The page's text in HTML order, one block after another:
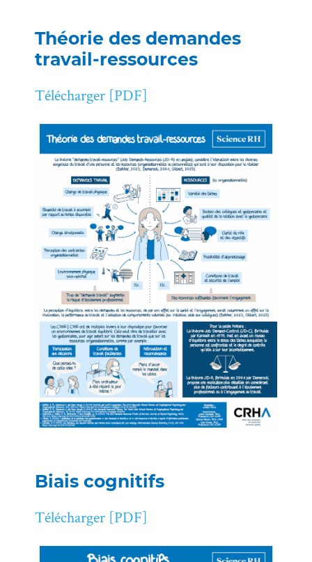
Théorie des demandes
travail-ressources
Télécharger [PDF]
Biais cognitifs
Télécharger [PDF]